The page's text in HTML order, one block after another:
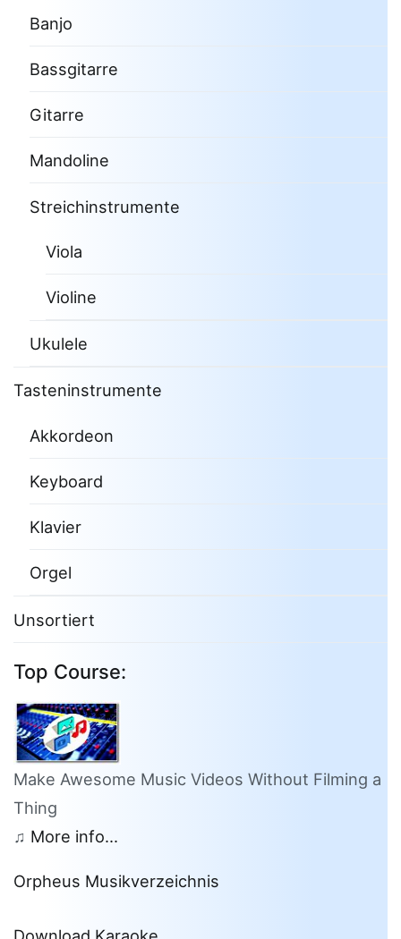
Banjo
Bassgitarre
Gitarre
Mandoline
Streichinstrumente
Viola
Violine
Ukulele
Tasteninstrumente
Akkordeon
Keyboard
Klavier
Orgel
Unsortiert
Top Course:
Make Awesome Music Videos Without Filming a
Thing
♫ More info...
Orpheus Musikverzeichnis